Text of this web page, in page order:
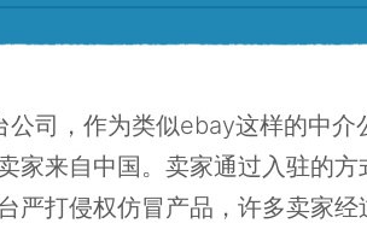
司，作为类似ebay这样的中介
家来自中国。卖家通过入驻的方
严打侵权仿冒产品，许多卖家经